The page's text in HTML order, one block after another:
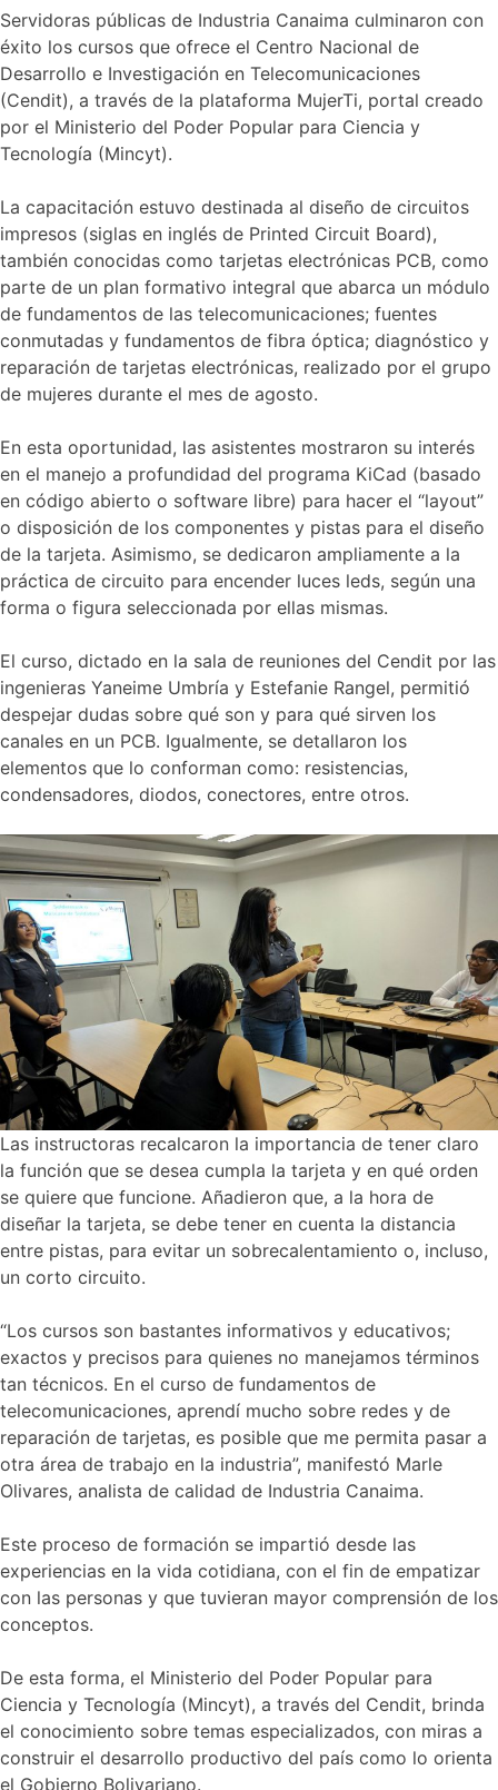
capacita
a
mujeres
de
Industria
en
fibra
Servidoras públicas de Industria Canaima culminaron con
éxito los cursos que ofrece el Centro Nacional de
Desarrollo e Investigación en Telecomunicaciones
(Cendit), a través de la plataforma MujerTi, portal creado
por el Ministerio del Poder Popular para Ciencia y
Tecnología (Mincyt).
La capacitación estuvo destinada al diseño de circuitos
impresos (siglas en inglés de Printed Circuit Board),
también conocidas como tarjetas electrónicas PCB, como
parte de un plan formativo integral que abarca un módulo
de fundamentos de las telecomunicaciones; fuentes
conmutadas y fundamentos de fibra óptica; diagnóstico y
reparación de tarjetas electrónicas, realizado por el grupo
de mujeres durante el mes de agosto.
En esta oportunidad, las asistentes mostraron su interés
en el manejo a profundidad del programa KiCad (basado
en código abierto o software libre) para hacer el “layout”
o disposición de los componentes y pistas para el diseño
de la tarjeta. Asimismo, se dedicaron ampliamente a la
práctica de circuito para encender luces leds, según una
forma o figura seleccionada por ellas mismas.
El curso, dictado en la sala de reuniones del Cendit por las
ingenieras Yaneime Umbría y Estefanie Rangel, permitió
despejar dudas sobre qué son y para qué sirven los
canales en un PCB. Igualmente, se detallaron los
elementos que lo conforman como: resistencias,
condensadores, diodos, conectores, entre otros.
Las instructoras recalcaron la importancia de tener claro
la función que se desea cumpla la tarjeta y en qué orden
se quiere que funcione. Añadieron que, a la hora de
diseñar la tarjeta, se debe tener en cuenta la distancia
entre pistas, para evitar un sobrecalentamiento o, incluso,
un corto circuito.
“Los cursos son bastantes informativos y educativos;
exactos y precisos para quienes no manejamos términos
tan técnicos. En el curso de fundamentos de
telecomunicaciones, aprendí mucho sobre redes y de
reparación de tarjetas, es posible que me permita pasar a
otra área de trabajo en la industria”, manifestó Marle
Olivares, analista de calidad de Industria Canaima.
Este proceso de formación se impartió desde las
experiencias en la vida cotidiana, con el fin de empatizar
con las personas y que tuvieran mayor comprensión de los
conceptos.
De esta forma, el Ministerio del Poder Popular para
Ciencia y Tecnología (Mincyt), a través del Cendit, brinda
el conocimiento sobre temas especializados, con miras a
construir el desarrollo productivo del país como lo orienta
el Gobierno Bolivariano.